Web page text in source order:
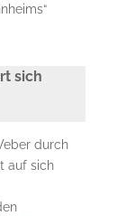
sich
durch
auf sich